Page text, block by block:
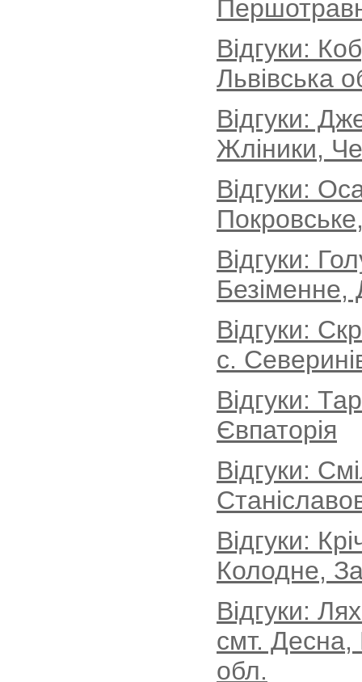
Відгуки:
Львівська
Відгуки:
Жліники,
Відгуки:
Відгуки:
Безіменне,
Відгуки:
с.
Відгуки:
Євпаторія
Відгуки:
Відгуки:
Колодне,
Відгуки:
смт. Десна,
обл.